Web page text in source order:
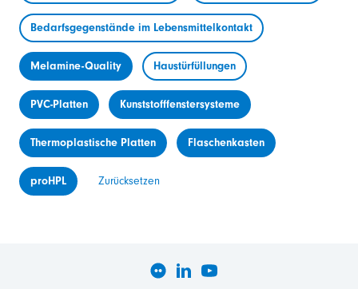
Bedarfsgegenstände im Lebensmittelkontakt
Melamine-Quality Haustürfüllungen
PVC-Platten Kunststofffenstersysteme
Thermoplastische Platten Flaschenkasten
proHPL Zurücksetzen